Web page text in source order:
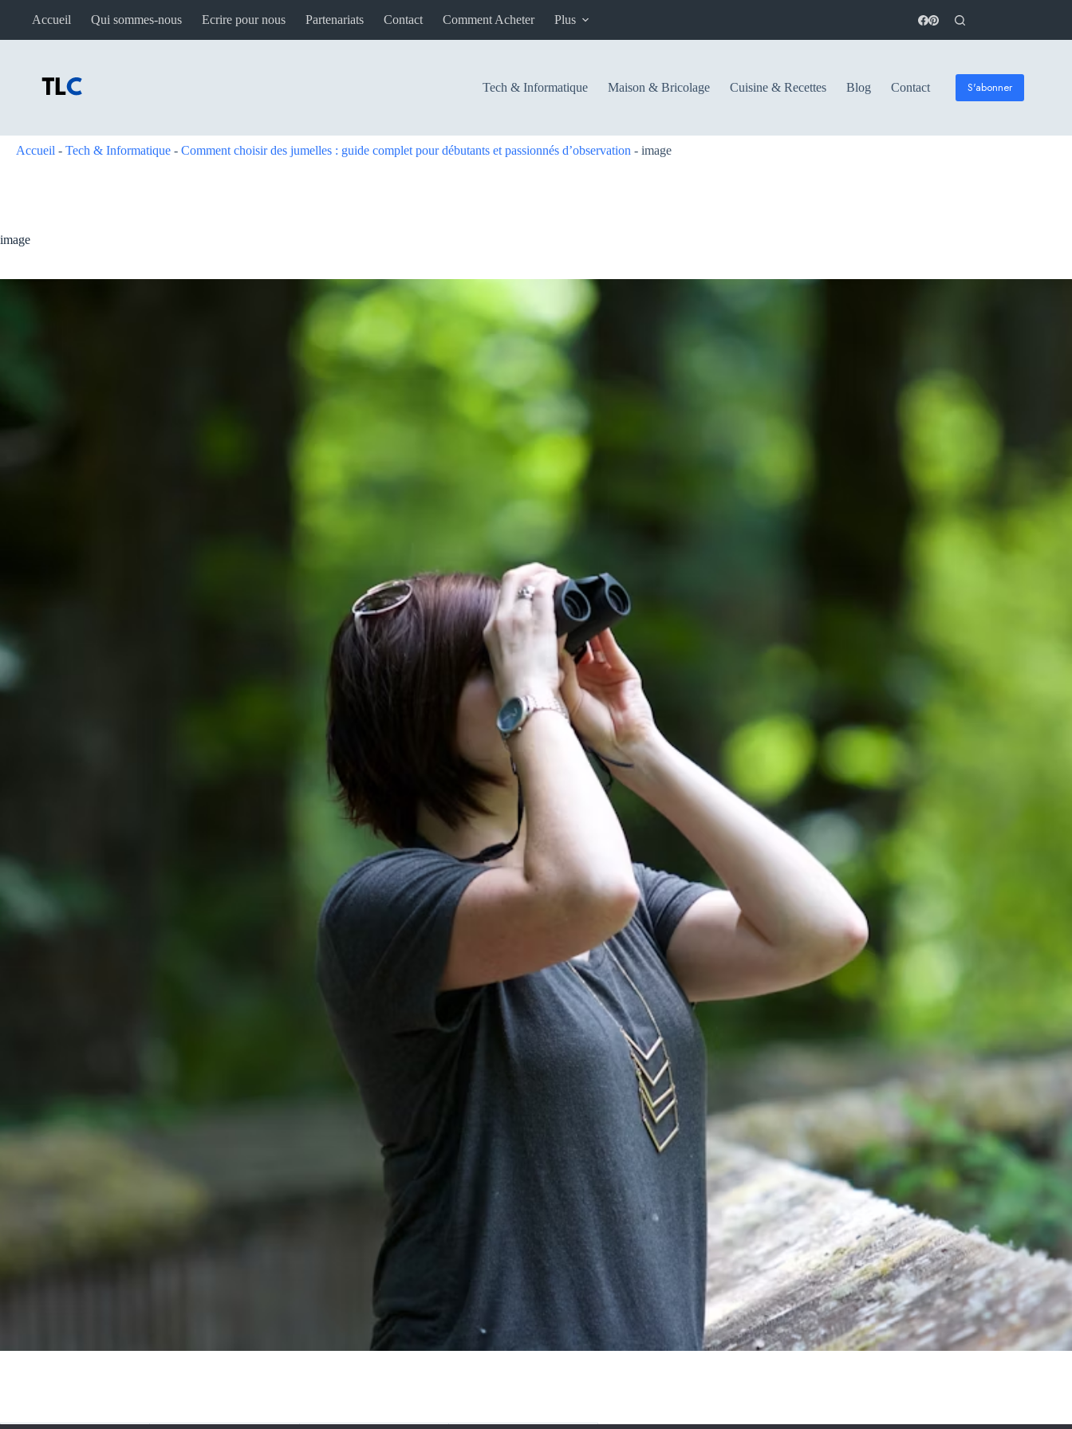
Accueil Qui sommes-nous Ecrire pour nous Partenariats Contact Comment Acheter Plus
Tech & Informatique Maison & Bricolage Cuisine & Recettes Blog Contact S'abonner
Accueil - Tech & Informatique - Comment choisir des jumelles : guide complet pour débutants et passionnés d’observation - image
image